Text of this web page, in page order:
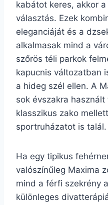
kabátot keres, akkor
választás. Ezek
eleganciáját és a
alkalmasak mind a
szőrös téli parkok
kapucnis változatban
a hideg szél ellen. A
sok évszakra
klasszikus zako
sportruházatot is talál.
Ha egy tipikus
valószínűleg Maxima
mind a férfi szekrény
különleges